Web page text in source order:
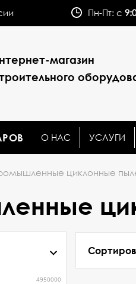
Пн-Пт: с
магазин
О НАС УСЛУГИ
циклонные
4950000